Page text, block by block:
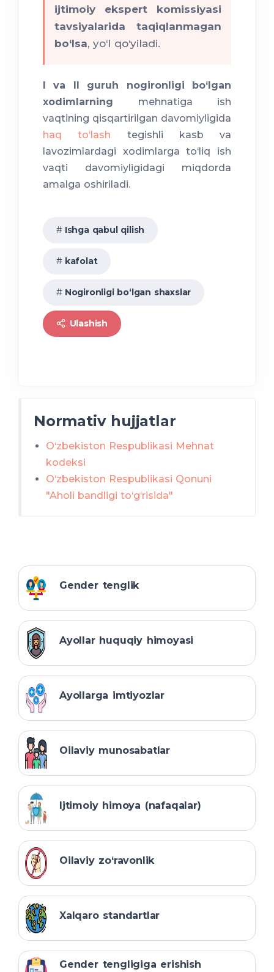
ijtimoiy ekspert komissiyasi
tavsiyalarida taqiqlanmagan
bo‘lsa, yo‘l qo‘yiladi.
I va II guruh nogironligi bo‘lgan
xodimlarning mehnatiga ish
vaqtining qisqartirilgan davomiyligida
haq to‘lash tegishli kasb va
lavozimlardagi xodimlarga to‘liq ish
vaqti davomiyligidagi miqdorda
amalga oshiriladi.
Ishga qabul qilish
kafolat
Nogironligi bo‘lgan shaxslar
Ulashish
Normativ hujjatlar
O‘zbekiston Respublikasi Mehnat
kodeksi
O‘zbekiston Respublikasi Qonuni
"Aholi bandligi to‘g‘risida"
Gender tenglik
Ayollar huquqiy himoyasi
Ayollarga imtiyozlar
Oilaviy munosabatlar
Ijtimoiy himoya (nafaqalar)
Oilaviy zo‘ravonlik
Xalqaro standartlar
Gender tengligiga erishish